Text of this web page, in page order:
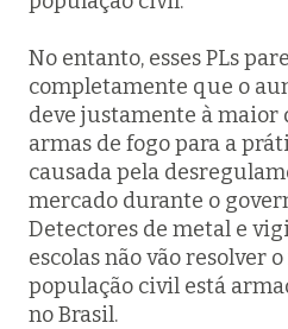
No entanto, esses PLs
completamente que o
deve justamente à
armas de fogo para a
causada pela
mercado durante o
Detectores de metal e
escolas não vão resolver
população civil está
no Brasil.